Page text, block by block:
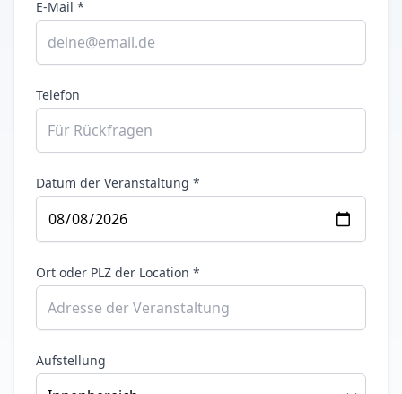
E-Mail *
Telefon
Datum der Veranstaltung *
Ort oder PLZ der Location *
Aufstellung